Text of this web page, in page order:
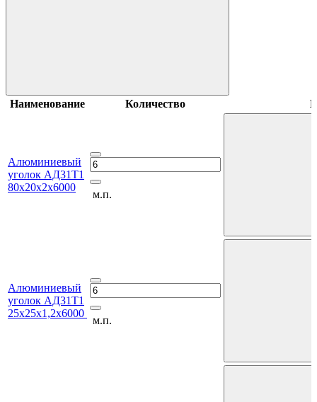
Наименование Количество
Алюминиевый
уголок АД31Т1
80х20х2х6000
м.п.
Алюминиевый
уголок АД31Т1
25х25х1,2х6000
м.п.